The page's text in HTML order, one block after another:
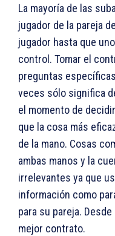
La mayoría de las
jugador de la pareja
jugador hasta que
control. Tomar el
preguntas
veces sólo significa
el momento de
que la cosa más
de la mano. Cosas
ambas manos y la
irrelevantes ya que
información como
para su pareja.
mejor contrato.